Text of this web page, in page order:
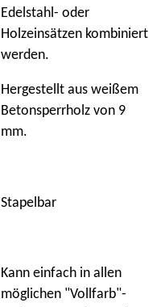
Edelstahl- oder
Holzeinsätzen kombiniert
werden.
Hergestellt aus weißem
Betonsperrholz von 9
mm.
Stapelbar
Kann einfach in allen
möglichen "Vollfarb"-